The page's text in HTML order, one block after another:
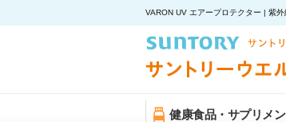
VARON UV エアープロテクター | 紫
健康食品・サプリメ